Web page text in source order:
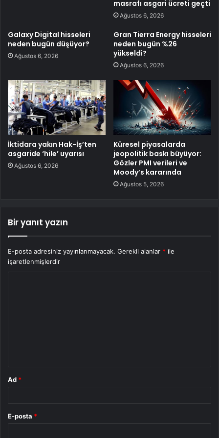
masrafı asgari ücreti geçti
Ağustos 6, 2026
Galaxy Digital hisseleri
neden bugün düşüyor?
Ağustos 6, 2026
Gran Tierra Energy hisseleri
neden bugün %26
yükseldi?
Ağustos 6, 2026
İktidara yakın Hak-İş’ten
asgaride ‘hile’ uyarısı
Ağustos 6, 2026
Küresel piyasalarda
jeopolitik baskı büyüyor:
Gözler PMI verileri ve
Moody’s kararında
Ağustos 5, 2026
Bir yanıt yazın
E-posta adresiniz yayınlanmayacak. Gerekli alanlar * ile
işaretlenmişlerdir
Ad *
E-posta *